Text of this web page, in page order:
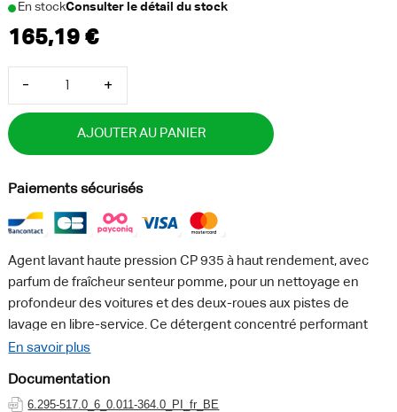
En stockConsulter le détail du stock
- +
AJOUTER AU PANIER
Paiements sécurisés
Agent lavant haute pression CP 935 à haut rendement, avec
parfum de fraîcheur senteur pomme, pour un nettoyage en
profondeur des voitures et des deux-roues aux pistes de
lavage en libre-service. Ce détergent concentré performant
est particulièrement efficace et dissout même les salissures les
En savoir plus
Documentation
6.295-517.0_6_0.011-364.0_PI_fr_BE